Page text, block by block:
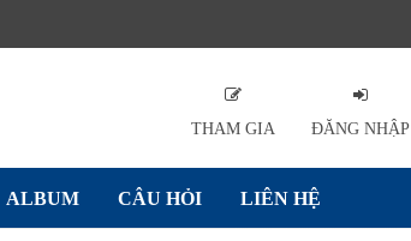
THAM GIA ĐĂNG NHẬP
ALBUM CÂU HỎI LIÊN HỆ